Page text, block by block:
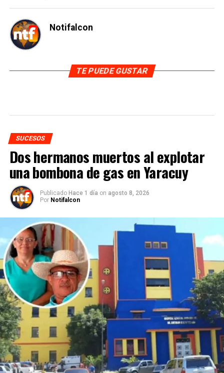
Notifalcon
TE PUEDE GUSTAR
SUCESOS
Dos hermanos muertos al explotar
una bombona de gas en Yaracuy
Publicado Hace 1 día on agosto 8, 2026
Por Notifalcon